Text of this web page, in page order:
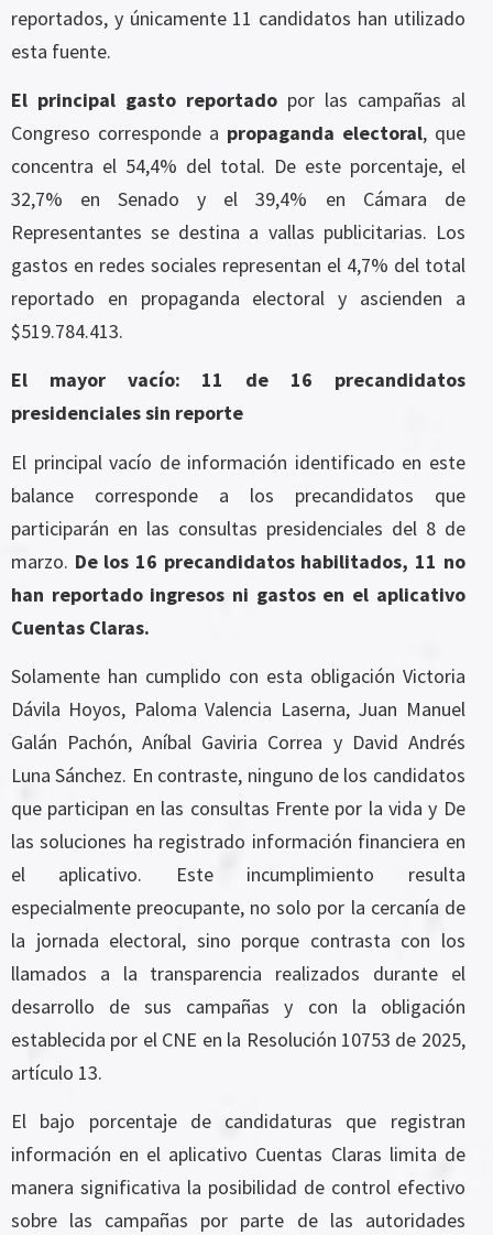
reportados, y únicamente 11 candidatos han utilizado
esta fuente.
El principal gasto reportadopor las campañas al
Congreso corresponde a propaganda electoral, que
concentra el 54,4% del total. De este porcentaje, el
32,7% en Senado y el 39,4% en Cámara de
Representantes se destina a vallas publicitarias. Los
gastos en redes sociales representan el 4,7% del total
reportado en propaganda electoral y ascienden a
$519.784.413.
El mayor vacío: 11 de 16 precandidatos
presidenciales sin reporte
El principal vacío de información identificado en este
balance corresponde a los precandidatos que
participarán en las consultas presidenciales del 8 de
marzo. De los 16 precandidatos habilitados, 11 no
han reportado ingresos ni gastos en el aplicativo
Cuentas Claras.
Solamente han cumplido con esta obligación Victoria
Dávila Hoyos, Paloma Valencia Laserna, Juan Manuel
Galán Pachón, Aníbal Gaviria Correa y David Andrés
Luna Sánchez. En contraste, ninguno de los candidatos
que participan en las consultas Frente por la vida y De
las soluciones ha registrado información financiera en
el aplicativo. Este incumplimiento resulta
especialmente preocupante, no solo por la cercanía de
la jornada electoral, sino porque contrasta con los
llamados a la transparencia realizados durante el
desarrollo de sus campañas y con la obligación
establecida por el CNE en la Resolución 10753 de 2025,
artículo 13.
El bajo porcentaje de candidaturas que registran
información en el aplicativo Cuentas Claras limita de
manera significativa la posibilidad de control efectivo
sobre las campañas por parte de las autoridades